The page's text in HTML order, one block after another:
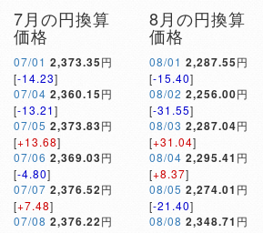
7月の円換算
価格
07/01 2,373.35円
[-14.23]
07/04 2,360.15円
[-13.21]
07/05 2,373.83円
[+13.68]
07/06 2,369.03円
[-4.80]
07/07 2,376.52円
[+7.48]
07/08 2,376.22円
8月の円換算
価格
08/01 2,287.55円
[-15.40]
08/02 2,256.00円
[-31.55]
08/03 2,287.04円
[+31.04]
08/04 2,295.41 円
[+8.37]
08/05 2,274.01 円
[-21.40]
08/08 2,348.71 円